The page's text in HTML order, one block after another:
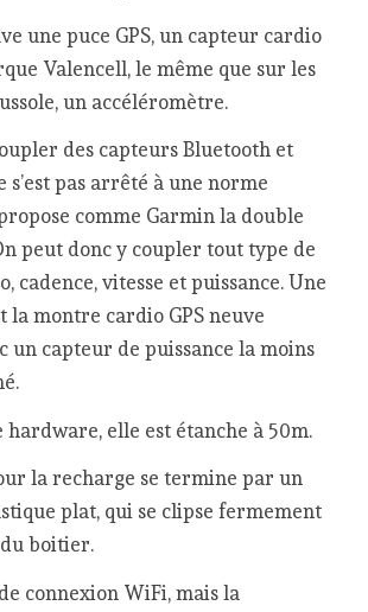
une puce GPS, un capteur cardio
Valencell, le même que sur les
un accéléromètre.
des capteurs Bluetooth et
s’est pas arrêté à une norme
comme Garmin la double
peut donc y coupler tout type de
cadence, vitesse et puissance. Une
la montre cardio GPS neuve
un capteur de puissance la moins
elle est étanche à 50m.
la recharge se termine par un
plat, qui se clipse fermement
boitier.
de connexion WiFi, mais la